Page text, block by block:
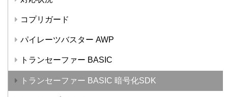
コプリガード
パイレーツバスター AWP
トランセーファー BASIC
トランセーファー BASIC 暗号化SDK